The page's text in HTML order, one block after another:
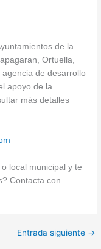
de la
Ortuella,
de desarrollo
apoyo de la
más detalles
local municipal y te
Contacta con
Entrada siguiente →